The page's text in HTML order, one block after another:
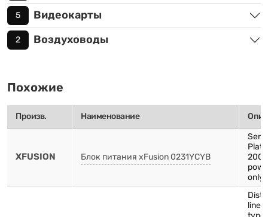
5 Видеокарты
2 Воздуховоды
Похожие
Произв. Наименование
XFUSION Блок питания xFusion 0231YCYB
only
line-